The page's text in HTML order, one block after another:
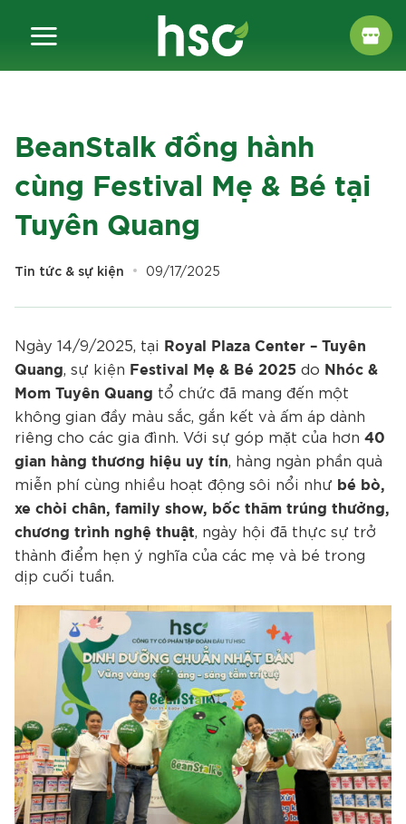
BeanStalk đồng hành
cùng Festival Mẹ & Bé tại
Tuyên Quang
Tin tức & sự kiện 09/17/2025
Ngày 14/9/2025, tại
Royal Plaza Center – Tuyên
Quang , sự kiện Festival Mẹ & Bé 2025 do Nhóc &
Mom Tuyên Quang tổ chức đã mang đến một
không gian đầy màu sắc, gắn kết và ấm áp dành
riêng cho các gia đình. Với sự góp mặt của hơn 40
gian hàng thương hiệu uy tín
, hàng ngàn phần quà
miễn phí cùng nhiều hoạt động sôi nổi như bé bò,
xe chòi chân, family show, bốc thăm trúng thưởng,
chương trình nghệ thuật
, ngày hội đã thực sự trở
thành điểm hẹn ý nghĩa của các mẹ và bé trong
dịp cuối tuần.